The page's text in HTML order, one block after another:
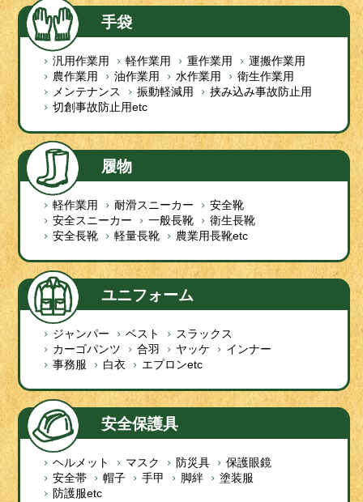
手袋
汎用作業用 軽作業用 重作業用
運搬作業用
農作業用
油作業用 水作業用
衛生作業用
メンテナンス
振動軽減用
挟み込み事故防止用
切創事故防止用etc
履物
軽作業用 耐滑スニーカー
安全靴
安全スニーカー
一般長靴
衛生長靴
安全長靴
軽量長靴 農業用長靴etc
ユニフォーム
ジャンパー ベスト
スラックス
カーゴパンツ
合羽 ヤッケ
インナー
事務服
白衣 エプロンetc
安全保護具
ヘルメット マスク 防災具
保護眼鏡
安全帯
帽子 手甲 脚絆
塗装服
防護服etc